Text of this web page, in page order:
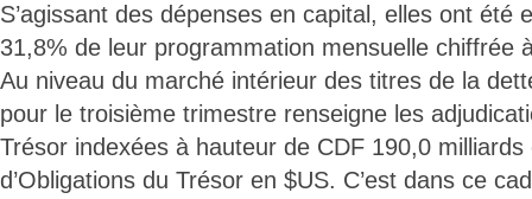
S’agissant des dépenses en capital, elles ont été
31,8% de leur programmation mensuelle chiffrée
Au niveau du marché intérieur des titres de la
pour le troisième trimestre renseigne les
Trésor indexées à hauteur de CDF 190,0
d’Obligations du Trésor en $US. C’est dans ce